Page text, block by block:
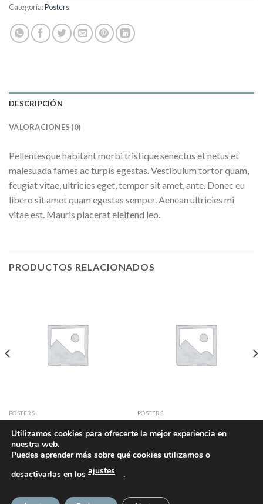
Categoría:Posters
DESCRIPCIÓN
VALORACIONES (0)
Pellentesque habitant morbi tristique senectus et netus et
malesuada fames ac turpis egestas. Vestibulum tortor quam,
feugiat vitae, ultricies eget, tempor sit amet, ante. Donec eu
libero sit amet quam egestas semper. Aenean ultricies mi
vitae est. Mauris placerat eleifend leo.
PRODUCTOS RELACIONADOS
POSTERS
Woo Logo
£29.00
POSTERS
Flying Ninja
Valorado
Utilizamos cookies para ofrecerte la mejor experiencia en
nuestra web.
Puedes aprender más sobre qué cookies utilizamos o
desactivarlas en los ajustes .